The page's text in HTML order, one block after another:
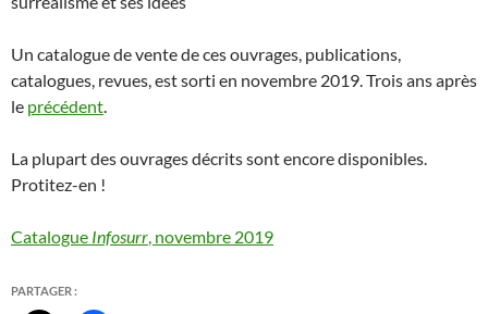
Un catalogue de vente de ces ouvrages, publications,
catalogues, revues, est sorti en novembre 2019. Trois ans après
le précédent.
La plupart des ouvrages décrits sont encore disponibles.
Protitez-en !
Catalogue Infosurr, novembre 2019
PARTAGER :